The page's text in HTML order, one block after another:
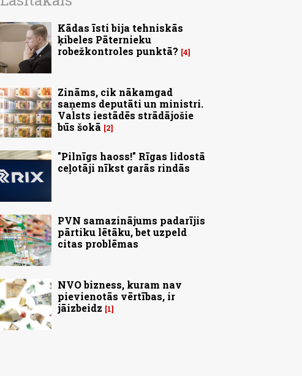
Kādas īsti bija tehniskās
ķibeles Pāternieku
robežkontroles punktā? 4
Zināms, cik nākamgad
saņems deputāti un ministri.
Valsts iestādēs strādājošie
būs šokā
2
"Pilnīgs haoss!" Rīgas lidostā
ceļotāji nīkst garās rindās
PVN samazinājums padarījis
pārtiku lētāku, bet uzpeld
citas problēmas
NVO bizness, kuram nav
pievienotās vērtības, ir
jāizbeidz
1